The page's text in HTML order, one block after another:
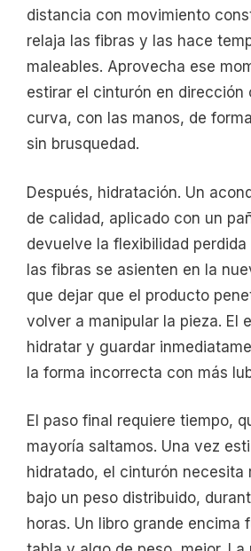
distancia con movimiento
relaja las fibras y las hace
maleables. Aprovecha ese
estirar el cinturón en dirección
curva, con las manos, de
sin brusquedad.
Después, hidratación. Un
de calidad, aplicado con un
devuelve la flexibilidad
las fibras se asienten en la
que dejar que el producto
volver a manipular la pieza. El
hidratar y guardar
la forma incorrecta con más
El paso final requiere tiempo,
mayoría saltamos. Una vez
hidratado, el cinturón necesita
bajo un peso distribuido,
horas. Un libro grande encima